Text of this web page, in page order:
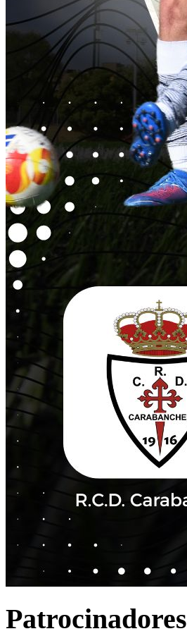
Patrocinadores